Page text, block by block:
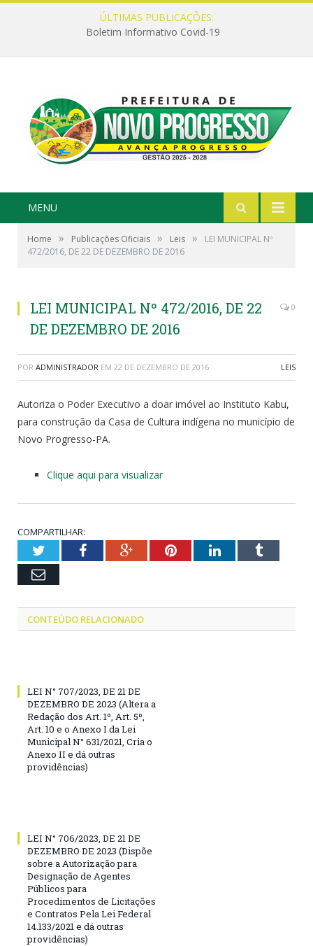
ÚLTIMAS PUBLICAÇÕES:
Boletim Informativo Covid-19
MENU
Home » Publicações Oficiais » Leis »
LEI MUNICIPAL Nº
472/2016, DE 22 DE DEZEMBRO DE 2016
LEI MUNICIPAL Nº 472/2016, DE 22
DE DEZEMBRO DE 2016
0
POR ADMINISTRADOR EM 22 DE DEZEMBRO DE 2016 LEIS
Autoriza o Poder Executivo a doar imóvel ao Instituto Kabu,
para construção da Casa de Cultura indígena no município de
Novo Progresso-PA.
Clique aqui para visualizar
COMPARTILHAR:
TwitterFacebookGoogle+PinterestLinkedInTumblr
Email
CONTEÚDO RELACIONADO
LEI N° 707/2023, DE 21 DE
DEZEMBRO DE 2023 (Altera a
Redação dos Art. 1º, Art. 5º,
Art. 10 e o Anexo I da Lei
Municipal N° 631/2021, Cria o
Anexo II e dá outras
providências)
LEI N° 706/2023, DE 21 DE
DEZEMBRO DE 2023 (Dispõe
sobre a Autorização para
Designação de Agentes
Públicos para
Procedimentos de Licitações
e Contratos Pela Lei Federal
14.133/2021 e dá outras
providências)